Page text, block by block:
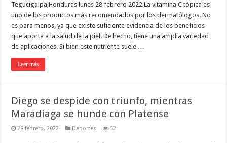
Tegucigalpa,Honduras lunes 28 febrero 2022 La vitamina C tópica es
uno de los productos más recomendados por los dermatólogos. No
es para menos, ya que existe suficiente evidencia de los beneficios
que aporta a la salud de la piel. De hecho, tiene una amplia variedad
de aplicaciones. Si bien este nutriente suele …
Leer más
Diego se despide con triunfo, mientras
Maradiaga se hunde con Platense
28 febrero, 2022 Deportes 52